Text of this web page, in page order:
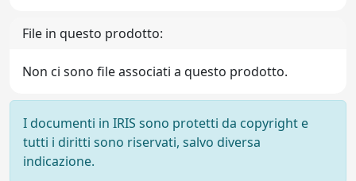
File in questo prodotto:
Non ci sono file associati a questo prodotto.
I documenti in IRIS sono protetti da copyright e
tutti i diritti sono riservati, salvo diversa
indicazione.